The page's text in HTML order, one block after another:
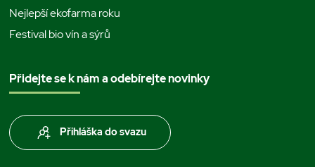
Nejlepší ekofarma roku
Festival bio vín a sýrů
Přidejte se k nám a odebírejte novinky
Přihláška do svazu